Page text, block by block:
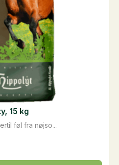
føl fra nøjso...
15 kg